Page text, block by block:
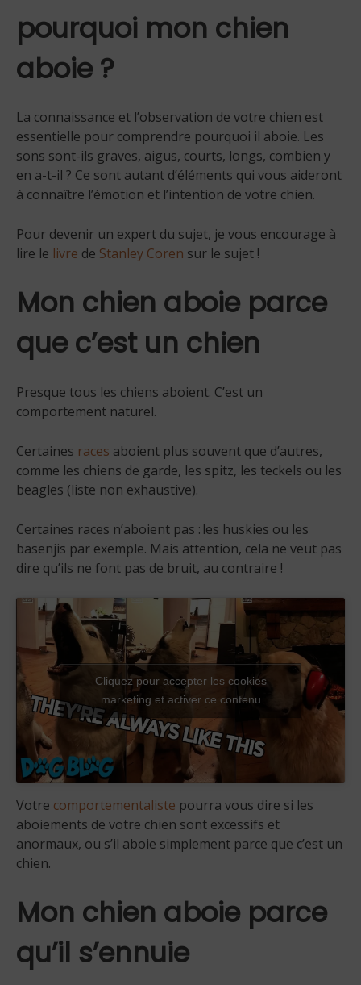
pourquoi mon chien
aboie ?
La connaissance et l’observation de votre chien est
essentielle pour comprendre pourquoi il aboie. Les
sons sont-ils graves, aigus, courts, longs, combien y
en a-t-il ? Ce sont autant d’éléments qui vous aideront
à connaître l’émotion et l’intention de votre chien.
Pour devenir un expert du sujet, je vous encourage à
lire le livre de Stanley Coren sur le sujet !
Mon chien aboie parce
que c’est un chien
Presque tous les chiens aboient. C’est un
comportement naturel.
Certaines races aboient plus souvent que d’autres,
comme les chiens de garde, les spitz, les teckels ou les
beagles (liste non exhaustive).
Certaines races n’aboient pas : les huskies ou les
basenjis par exemple. Mais attention, cela ne veut pas
dire qu’ils ne font pas de bruit, au contraire !
Cliquez pour accepter les cookies
marketing et activer ce contenu
Votre comportementaliste pourra vous dire si les
aboiements de votre chien sont excessifs et
anormaux, ou s’il aboie simplement parce que c’est un
chien.
Mon chien aboie parce
qu’il s’ennuie